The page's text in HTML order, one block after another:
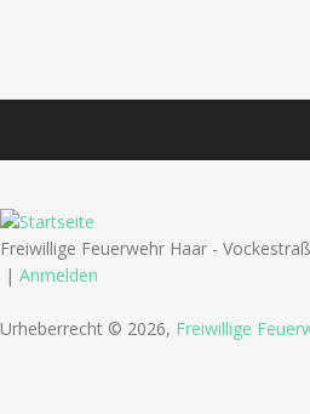
Freiwillige Feuerwehr Haar -
| Anmelden
Urheberrecht © 2026, Freiwillige